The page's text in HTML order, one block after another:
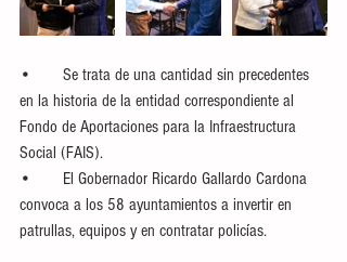
•	Se trata de una cantidad sin precedentes
en la historia de la entidad correspondiente al
Fondo de Aportaciones para la Infraestructura
Social (FAIS).
•	El Gobernador Ricardo Gallardo Cardona
convoca a los 58 ayuntamientos a invertir en
patrullas, equipos y en contratar policías.